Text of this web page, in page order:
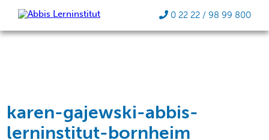
0 22 22 / 98 99 800
karen-gajewski-abbis-
lerninstitut-bornheim